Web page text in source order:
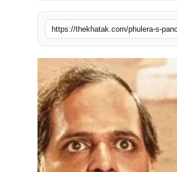
लाइफस्टाइल
https://thekhatak.com/phulera-s-